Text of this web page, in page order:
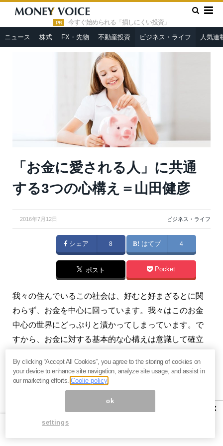
PR 今すぐ始められる「損しにくい投資」
ニュース 株式 FX・先物 不動産投資 ビジネス・ライフ 人気連
HOME » ビジネス・ライフ
「お金に愛される人」に共通する
3つの心構え＝山田健彦
「お金に愛される人」に共通
する3つの心構え＝山田健彦
2016年7月12日 ビジネス・ライフ
シェア 8 はてブ 4
ポスト Pocket
我々の住んでいるこの社会は、好むと好まざるとに関
わらず、お金を中心に回っています。我々はこのお金
中心の世界にどっぷりと漬かってしまっています。で
すから、お金に対する基本的な心構えは意識して確立
田健彦）
金銭トラブルに巻き込まれやすい
×
By clicking “Accept All Cookies”, you agree to the storing of cookies on
your device to enhance site navigation, analyze site usage, and assist in
our marketing efforts.Coolie policy
ok
settings